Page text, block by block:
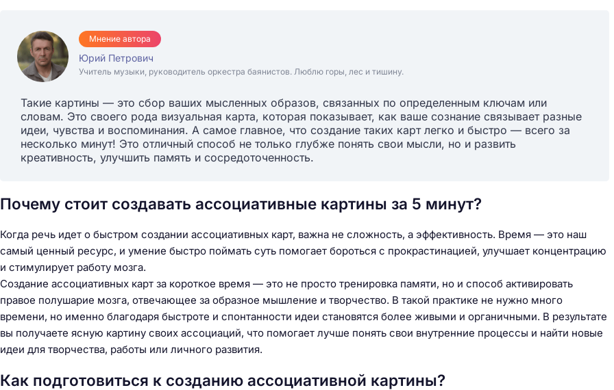
Мнение автора
Юрий Петрович
Учитель музыки, руководитель оркестра баянистов. Люблю горы, лес и тишину.
Такие картины — это сбор ваших мысленных образов, связанных по определенным ключам или
словам. Это своего рода визуальная карта, которая показывает, как ваше сознание связывает разные
идеи, чувства и воспоминания. А самое главное, что создание таких карт легко и быстро — всего за
несколько минут! Это отличный способ не только глубже понять свои мысли, но и развить
креативность, улучшить память и сосредоточенность.
Почему стоит создавать ассоциативные картины за 5 минут?
Когда речь идет о быстром создании ассоциативных карт, важна не сложность, а эффективность. Время — это наш
самый ценный ресурс, и умение быстро поймать суть помогает бороться с прокрастинацией, улучшает концентрацию
и стимулирует работу мозга.
Создание ассоциативных карт за короткое время — это не просто тренировка памяти, но и способ активировать
правое полушарие мозга, отвечающее за образное мышление и творчество. В такой практике не нужно много
времени, но именно благодаря быстроте и спонтанности идеи становятся более живыми и органичными. В результате
вы получаете ясную картину своих ассоциаций, что помогает лучше понять свои внутренние процессы и найти новые
идеи для творчества, работы или личного развития.
Как подготовиться к созданию ассоциативной картины?